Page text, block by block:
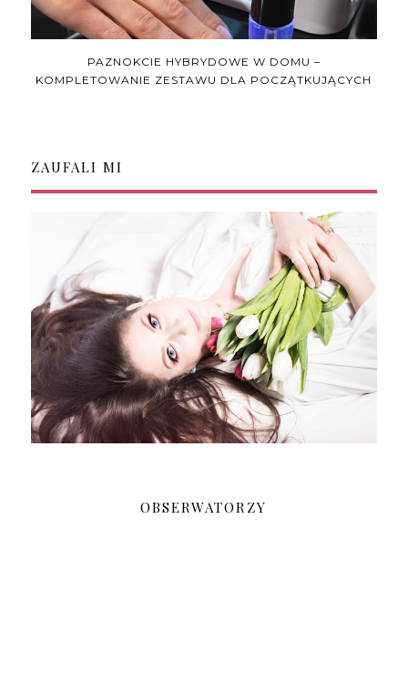
PAZNOKCIE HYBRYDOWE W DOMU –
KOMPLETOWANIE ZESTAWU DLA POCZĄTKUJĄCYCH
ZAUFALI MI
OBSERWATORZY